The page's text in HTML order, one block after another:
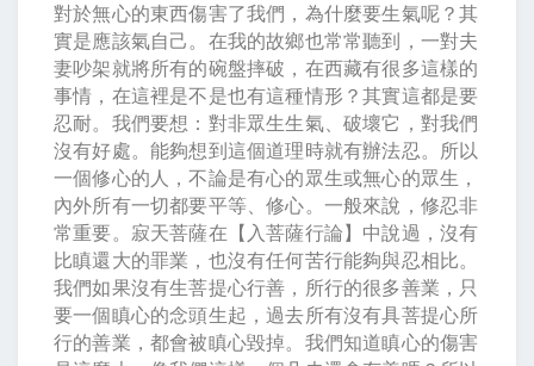
對於無心的東西傷害了我們，為什麼要生氣呢？其
實是應該氣自己。在我的故鄉也常常聽到，一對夫
妻吵架就將所有的碗盤摔破，在西藏有很多這樣的
事情，在這裡是不是也有這種情形？其實這都是要
忍耐。我們要想：對非眾生生氣、破壞它，對我們
沒有好處。能夠想到這個道理時就有辦法忍。所以
一個修心的人，不論是有心的眾生或無心的眾生，
內外所有一切都要平等、修心。一般來說，修忍非
常重要。寂天菩薩在【入菩薩行論】中說過，沒有
比瞋還大的罪業，也沒有任何苦行能夠與忍相比。
我們如果沒有生菩提心行善，所行的很多善業，只
要一個瞋心的念頭生起，過去所有沒有具菩提心所
行的善業，都會被瞋心毀掉。我們知道瞋心的傷害